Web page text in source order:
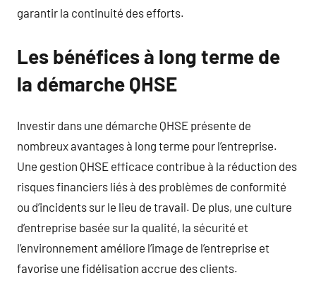
garantir la continuité des efforts.
Les bénéfices à long terme de
la démarche QHSE
Investir dans une démarche QHSE présente de
nombreux avantages à long terme pour l’entreprise.
Une gestion QHSE efficace contribue à la réduction des
risques financiers liés à des problèmes de conformité
ou d’incidents sur le lieu de travail. De plus, une culture
d’entreprise basée sur la qualité, la sécurité et
l’environnement améliore l’image de l’entreprise et
favorise une fidélisation accrue des clients.